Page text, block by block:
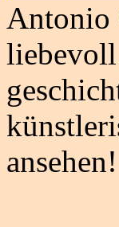
Antonio
liebevoll